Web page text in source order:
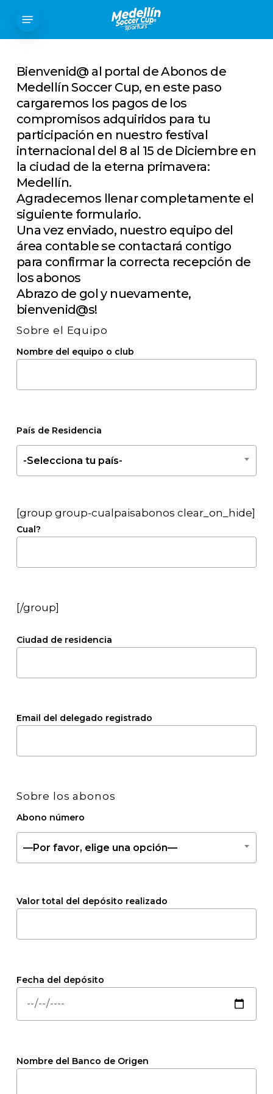
main
Bienvenid@ al portal de Abonos de
Medellín Soccer Cup, en este paso
cargaremos los pagos de los
compromisos adquiridos para tu
participación en nuestro festival
internacional del 8 al 15 de Diciembre en
la ciudad de la eterna primavera:
Medellín.
Agradecemos llenar completamente el
siguiente formulario.
Una vez enviado, nuestro equipo del
área contable se contactará contigo
para confirmar la correcta recepción de
los abonos
Abrazo de gol y nuevamente,
bienvenid@s!
Sobre el Equipo
Nombre del equipo o club
País de Residencia
-Selecciona tu país-
[group group-cualpaisabonos clear_on_hide]
Cual?
[/group]
Ciudad de residencia
Email del delegado registrado
Sobre los abonos
Abono número
—Por favor, elige una opción—
Valor total del depósito realizado
Fecha del depósito
Nombre del Banco de Origen